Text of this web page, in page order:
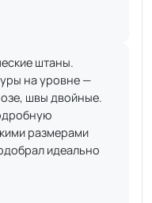
штаны.
на уровне —
швы двойные.
размерами
идеально